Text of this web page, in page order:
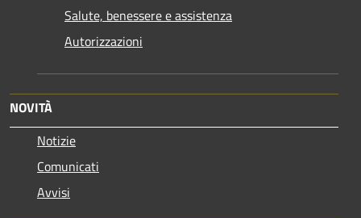
Salute, benessere e assistenza
Autorizzazioni
NOVITÀ
Notizie
Comunicati
Avvisi